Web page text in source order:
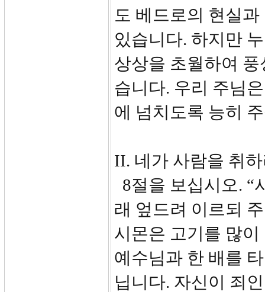
도 베드로의 현실
있습니다. 하지만
상상을 초월하여
습니다. 우리 주님
에 넘치도록 능히
II. 네가 사람을 취
8절을 보십시오. “
래 엎드려 이르되
시몬은 고기를 많
예수님과 한 배를
닙니다. 자신이 죄